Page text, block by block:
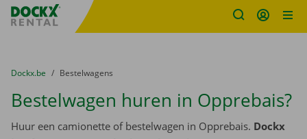
Fratello DEMO
U bevindt zich hier:
van
Dockx.be naar
Bestelwagens
Bestelwagen huren in Opprebais?
Huur een camionette of bestelwagen in Opprebais. Dockx